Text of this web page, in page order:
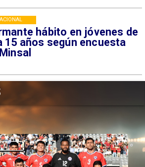
hábito en jóvenes de
15 años según encuesta